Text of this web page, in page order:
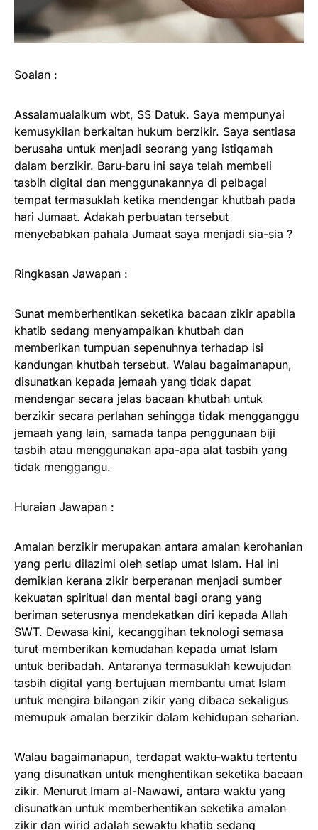
Soalan :
Assalamualaikum wbt, SS Datuk. Saya mempunyai
kemusykilan berkaitan hukum berzikir. Saya sentiasa
berusaha untuk menjadi seorang yang istiqamah
dalam berzikir. Baru-baru ini saya telah membeli
tasbih digital dan menggunakannya di pelbagai
tempat termasuklah ketika mendengar khutbah pada
hari Jumaat. Adakah perbuatan tersebut
menyebabkan pahala Jumaat saya menjadi sia-sia ?
Ringkasan Jawapan :
Sunat memberhentikan seketika bacaan zikir apabila
khatib sedang menyampaikan khutbah dan
memberikan tumpuan sepenuhnya terhadap isi
kandungan khutbah tersebut. Walau bagaimanapun,
disunatkan kepada jemaah yang tidak dapat
mendengar secara jelas bacaan khutbah untuk
berzikir secara perlahan sehingga tidak mengganggu
jemaah yang lain, samada tanpa penggunaan biji
tasbih atau menggunakan apa-apa alat tasbih yang
tidak menggangu.
Huraian Jawapan :
Amalan berzikir merupakan antara amalan kerohanian
yang perlu dilazimi oleh setiap umat Islam. Hal ini
demikian kerana zikir berperanan menjadi sumber
kekuatan spiritual dan mental bagi orang yang
beriman seterusnya mendekatkan diri kepada Allah
SWT. Dewasa kini, kecanggihan teknologi semasa
turut memberikan kemudahan kepada umat Islam
untuk beribadah. Antaranya termasuklah kewujudan
tasbih digital yang bertujuan membantu umat Islam
untuk mengira bilangan zikir yang dibaca sekaligus
memupuk amalan berzikir dalam kehidupan seharian.
Walau bagaimanapun, terdapat waktu-waktu tertentu
yang disunatkan untuk menghentikan seketika bacaan
zikir. Menurut Imam al-Nawawi, antara waktu yang
disunatkan untuk memberhentikan seketika amalan
zikir dan wirid adalah sewaktu khatib sedang